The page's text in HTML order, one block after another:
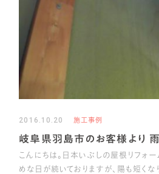
2016.10.20 施工事例
岐阜県羽島市のお客様より
こんにちは。日本いぶしの屋根リフォ
めな日が続いておりますが、陽も短くな